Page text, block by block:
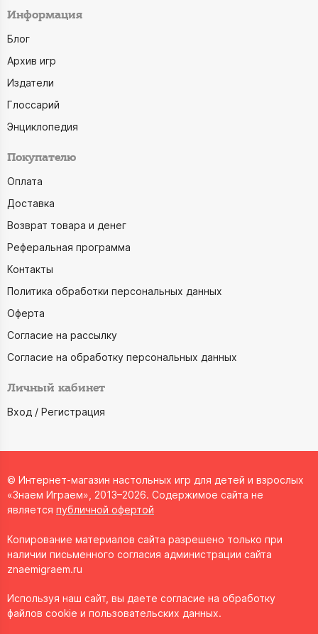
Информация
Блог
Архив игр
Издатели
Глоссарий
Энциклопедия
Покупателю
Оплата
Доставка
Возврат товара и денег
Реферальная программа
Контакты
Политика обработки персональных данных
Оферта
Согласие на рассылку
Согласие на обработку персональных данных
Личный кабинет
Вход / Регистрация
© Интернет-магазин настольных игр для детей и взрослых
«Знаем Играем», 2013–2026. Содержимое сайта не
является публичной офертой
Копирование материалов сайта разрешено только при
наличии письменного согласия администрации сайта
znaemigraem.ru
Используя наш сайт, вы даете согласие на обработку
файлов cookie и пользовательских данных.